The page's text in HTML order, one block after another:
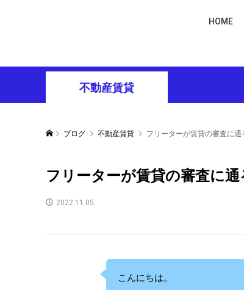
HOME
不動産賃貸
ブログ 不動産賃貸 フリーターが賃貸の審査に
フリーターが賃貸の審査に
2022.11.05
こんにちは。